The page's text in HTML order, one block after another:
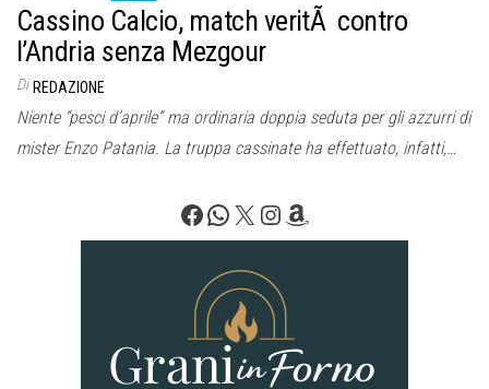
Cassino Calcio, match veritÃ contro
l’Andria senza Mezgour
Di REDAZIONE
Niente “pesci d’aprile” ma ordinaria doppia seduta per gli azzurri di
mister Enzo Patania. La truppa cassinate ha effettuato, infatti,…
Facebook
WhatsApp
X Instagram
Amazon